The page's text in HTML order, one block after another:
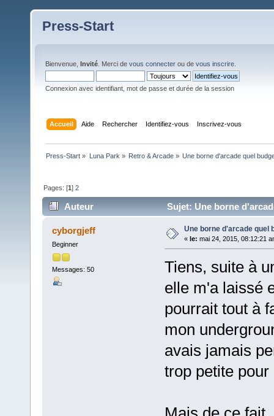
Press-Start
Bienvenue, Invité . Merci de vous connecter ou de vous inscrire
Connexion avec identifiant, mot de passe et durée de la session
Accueil Aide Rechercher Identifiez-vous Inscrivez-vous
Press-Start » Luna Park » Retro & Arcade» Une borne d'arcade quel
Pages: [1]2
Auteur Sujet: Une borne
cyborgjeff
Beginner
Messages: 50
Une borne d'arcade quel
« le: mai 24, 2015, 08:12:21
Tiens, suite à
elle m'a laissé
pourrait tout à
mon
avais jamais
trop petite pour